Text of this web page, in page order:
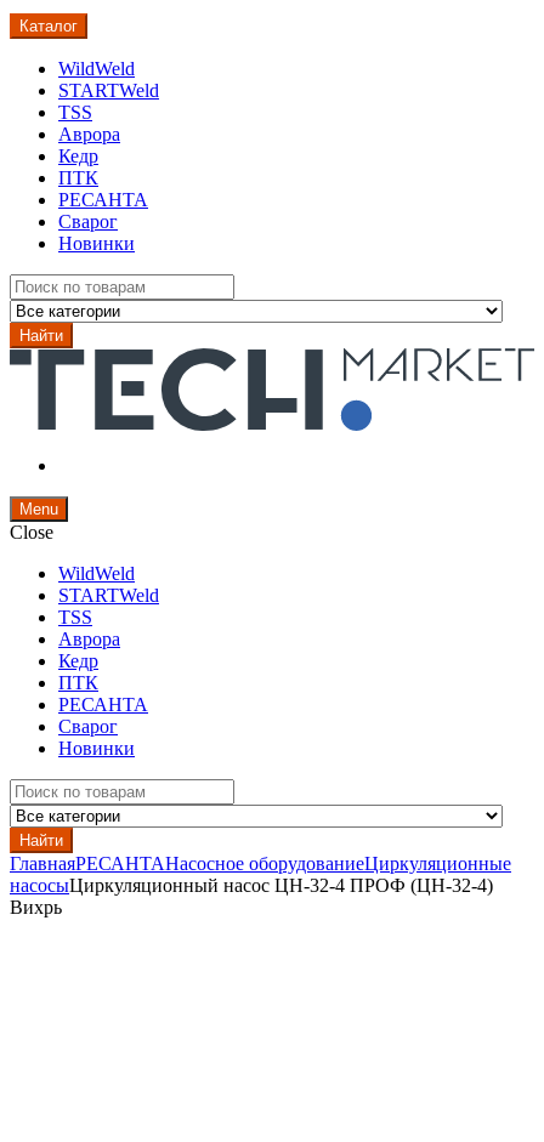
Каталог
WildWeld
STARTWeld
TSS
Аврора
Кедр
ПТК
РЕСАНТА
Сварог
Новинки
Search
for:
Найти
Menu
Close
WildWeld
STARTWeld
TSS
Аврора
Кедр
ПТК
РЕСАНТА
Сварог
Новинки
Search
for:
Найти
ГлавнаяРЕСАНТАНасосное оборудованиеЦиркуляционные
насосыЦиркуляционный насос ЦН-32-4 ПРОФ (ЦН-32-4)
Вихрь